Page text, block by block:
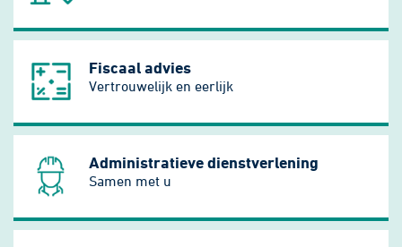
Fiscaal advies
Vertrouwelijk en eerlijk
Administratieve dienstverlening
Samen met u